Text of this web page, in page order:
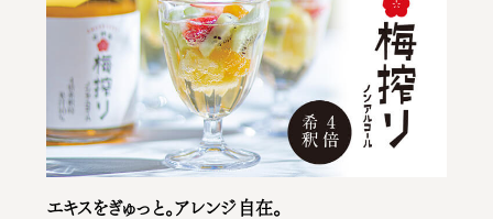
エキスをぎゅっと。アレンジ自在。